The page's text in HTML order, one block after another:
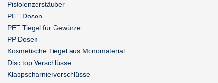
Pistolenzerstäuber
PET Dosen
PET Tiegel für Gewürze
PP Dosen
Kosmetische Tiegel aus Monomaterial
Disc top Verschlüsse
Klappscharnierverschlüsse